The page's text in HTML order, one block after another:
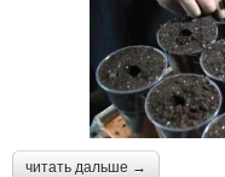
читать дальше →